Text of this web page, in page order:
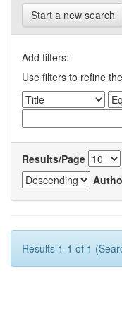
Start a new search
Add filters:
Use filters to refine
Results/Page
Results 1-1 of 1